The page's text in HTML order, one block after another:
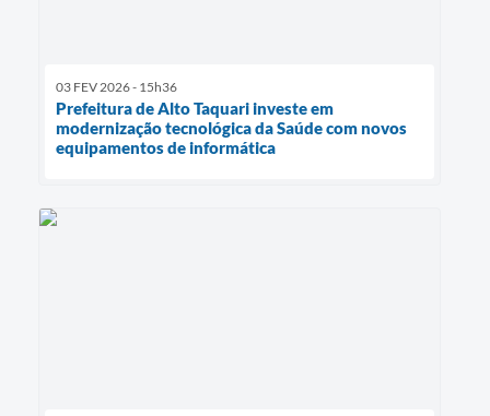
03 FEV 2026 - 15h36
Prefeitura de Alto Taquari investe em
modernização tecnológica da Saúde com novos
equipamentos de informática